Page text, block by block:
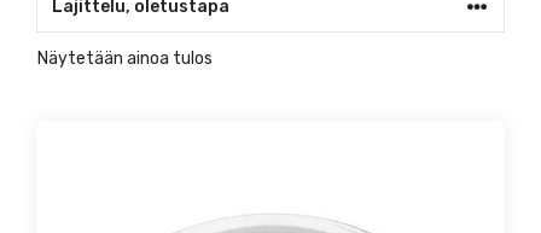
Näytetään ainoa tulos